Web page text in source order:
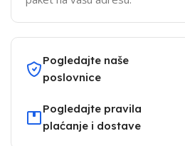
Pogledajte naše
poslovnice
Pogledajte pravila
plaćanje i dostave